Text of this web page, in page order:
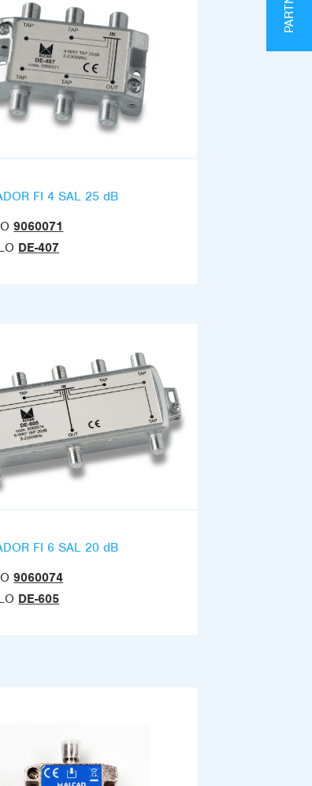
FI 4 SAL 25 dB
9060071
DE-407
FI 6 SAL 20 dB
9060074
DE-605